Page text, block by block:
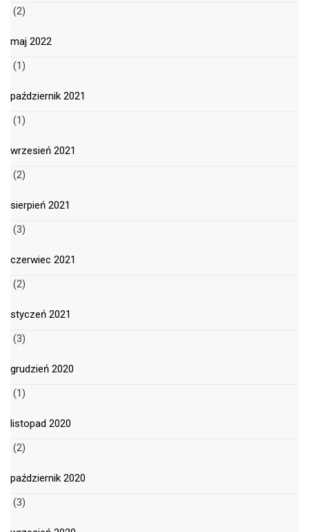
(2)
maj 2022
(1)
październik 2021
(1)
wrzesień 2021
(2)
sierpień 2021
(3)
czerwiec 2021
(2)
styczeń 2021
(3)
grudzień 2020
(1)
listopad 2020
(2)
październik 2020
(3)